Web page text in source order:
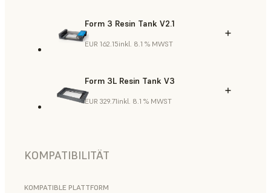
Form 3 Resin Tank V2.1
EUR 162.15inkl. 8.1 % MWST
Form 3L Resin Tank V3
EUR 329.71inkl. 8.1 % MWST
KOMPATIBILITÄT
KOMPATIBLE PLATTFORM